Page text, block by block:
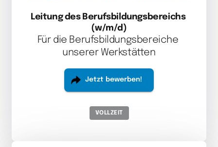
Leitung des Berufsbildungsbereichs
(w/m/d)
Für die Berufsbildungsbereiche
unserer Werkstätten
Jetzt bewerben!
VOLLZEIT